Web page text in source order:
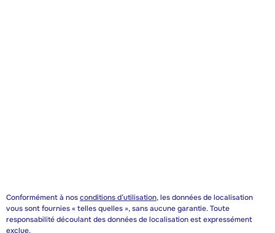
Conformément à nosconditions d’utilisation, les données de localisation
vous sont fournies « telles quelles », sans aucune garantie. Toute
responsabilité découlant des données de localisation est expressément
exclue.